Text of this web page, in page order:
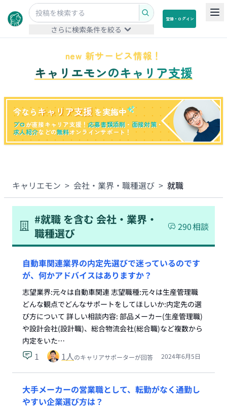
さらに検索条件を絞る
登録・ログイン
new 新サービス情報！
キャリエモンのキャリア支援
今なら キャリア支援 を実施中
プロが直接キャリア支援！応募書類添削 ・ 面接対策・
求人紹介などの無料オンラインサポート！
キャリエモン > 会社・業界・職種選び > 就職
#就職 を含む 会社・業界・
職種選び
290相談
自動車関連業界の内定先選びで迷っているのです
が、何かアドバイスはありますか？
志望業界:元々は自動車関連 志望職種:元々は生産管理職
どんな観点でどんなサポートをしてほしいか:内定先の選
び方について 詳しい相談内容: 部品メーカー(生産管理職)
や設計会社(設計職)、総合物流会社(総合職)など複数から
内定をいた…
1 1人のキャリアサポーターが回答 2024年6月5日
大手メーカーの営業職として、転勤がなく通勤し
やすい企業選び方は？